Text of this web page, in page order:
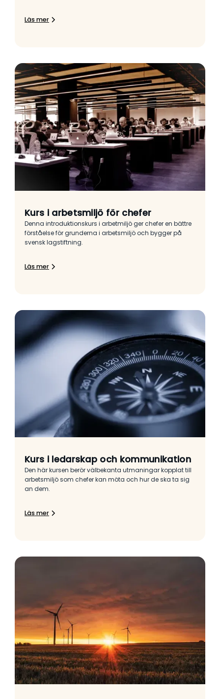
Läs mer
Kurs i arbetsmiljö för chefer
Denna introduktionskurs i arbetmiljö ger chefer en bättre
förståelse för grunderna i arbetsmiljö och bygger på
svensk lagstiftning.
Läs mer
Kurs i ledarskap och kommunikation
Den här kursen berör välbekanta utmaningar kopplat till
arbetsmiljö som chefer kan möta och hur de ska ta sig
an dem.
Läs mer